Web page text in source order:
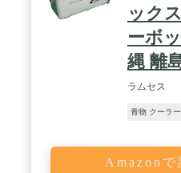
ック
ーボ
縄 離
ラムセス
青物 クーラ
Amazonで